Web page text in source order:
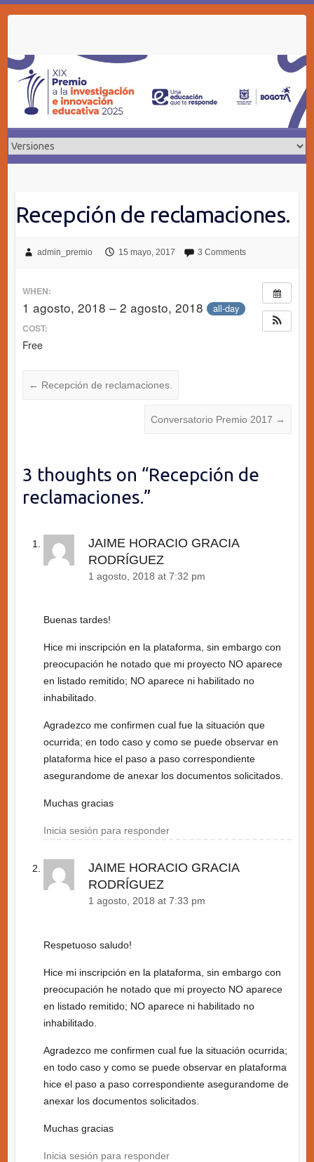
Recepción de reclamaciones.
admin_premio 15 mayo, 2017 3 Comments
WHEN:
1 agosto, 2018 – 2 agosto, 2018 all-day
COST:
Free
← Recepción de reclamaciones.
Conversatorio Premio 2017 →
3 thoughts on “Recepción de
reclamaciones.”
JAIME HORACIO GRACIA
RODRÍGUEZ
1 agosto, 2018 at 7:32 pm
Buenas tardes!
Hice mi inscripción en la plataforma, sin embargo con
preocupación he notado que mi proyecto NO aparece
en listado remitido; NO aparece ni habilitado no
inhabilitado.
Agradezco me confirmen cual fue la situación que
ocurrida; en todo caso y como se puede observar en
plataforma hice el paso a paso correspondiente
asegurandome de anexar los documentos solicitados.
Muchas gracias
Inicia sesión para responder
JAIME HORACIO GRACIA
RODRÍGUEZ
1 agosto, 2018 at 7:33 pm
Respetuoso saludo!
Hice mi inscripción en la plataforma, sin embargo con
preocupación he notado que mi proyecto NO aparece
en listado remitido; NO aparece ni habilitado no
inhabilitado.
Agradezco me confirmen cual fue la situación ocurrida;
en todo caso y como se puede observar en plataforma
hice el paso a paso correspondiente asegurandome de
anexar los documentos solicitados.
Muchas gracias
Inicia sesión para responder